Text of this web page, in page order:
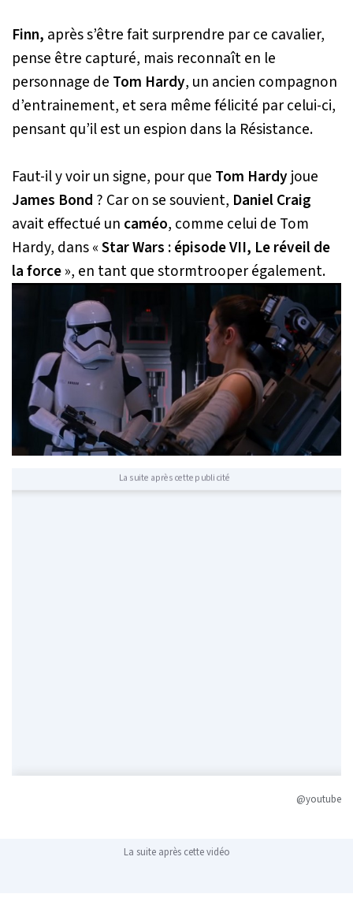
Finn, après s’être fait surprendre par ce cavalier,
pense être capturé, mais reconnaît en le
personnage de Tom Hardy, un ancien compagnon
d’entrainement, et sera même félicité par celui-ci,
pensant qu’il est un espion dans la Résistance.
Faut-il y voir un signe, pour que Tom Hardyjoue
James Bond ? Car on se souvient, Daniel Craig
avait effectué un caméo, comme celui de Tom
Hardy, dans «Star Wars : épisode VII, Le réveil de
la force», en tant que stormtrooper également.
La suite après cette publicité
@youtube
La suite après cette vidéo